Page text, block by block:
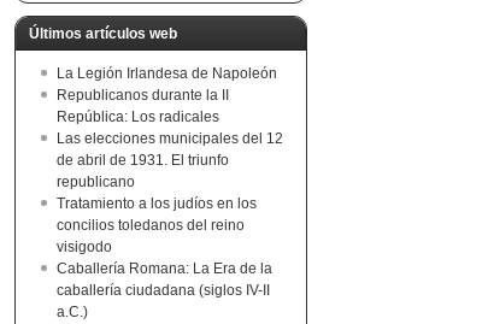
Últimos artículos web
La Legión Irlandesa de Napoleón
Republicanos durante la II
República: Los radicales
Las elecciones municipales del 12
de abril de 1931. El triunfo
republicano
Tratamiento a los judíos en los
concilios toledanos del reino
visigodo
Caballería Romana: La Era de la
caballería ciudadana (siglos IV-II
a.C.)